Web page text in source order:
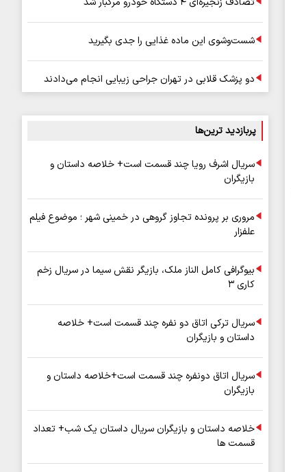
شست‌وشوی این ماده غذایی را جدی بگیرید
دو پزشک قلابی در تهران جراحی زیبایی انجام می‌دادند
پربازدید ترین‌ها
سریال اشرف رویا چند قسمت است+ خلاصه داستان و
بازیگران
مروری بر پرونده تجاوز گروهی در خمینی شهر ؛ موضوع فیلم
علفزار
بیوگرافی کامل الناز ملک، بازیگر نقش سیما در سریال زخم
کاری ۳
سریال ترکی اتاق دو نفره چند قسمت است+ خلاصه
داستان و بازیگران
سریال اتاق دونفره چند قسمت است+خلاصه داستان و
بازیگران
خلاصه داستان و بازیگران سریال داستان یک شب+ تعداد
قسمت ها